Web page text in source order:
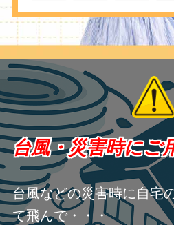
台風・災害時にご
台風などの災害時に自宅
て飛んで・・・